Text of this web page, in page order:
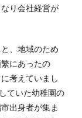
り会社経営が
、地域のため
にあったの
考えていまし
ていた幼稚園の
出身者が集ま